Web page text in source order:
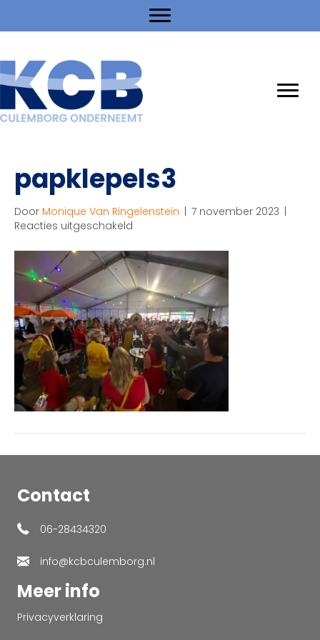
papklepels3
Door Monique Van Ringelenstein | 7 november 2023 |
Reacties uitgeschakeld
Contact
06-28434320
info@kcbculemborg.nl
Meer info
Privacyverklaring